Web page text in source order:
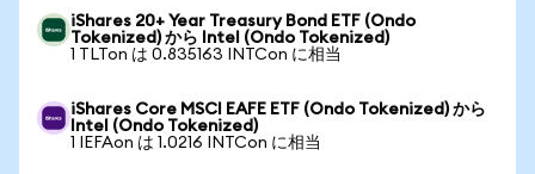
iShares 20+ Year Treasury Bond ETF (Ondo
Tokenized) から Intel (Ondo Tokenized)
1 TLTon は 0.835163 INTCon に相当
iShares Core MSCI EAFE ETF (Ondo Tokenized) から
Intel (Ondo Tokenized)
1 IEFAon は 1.0216 INTCon に相当